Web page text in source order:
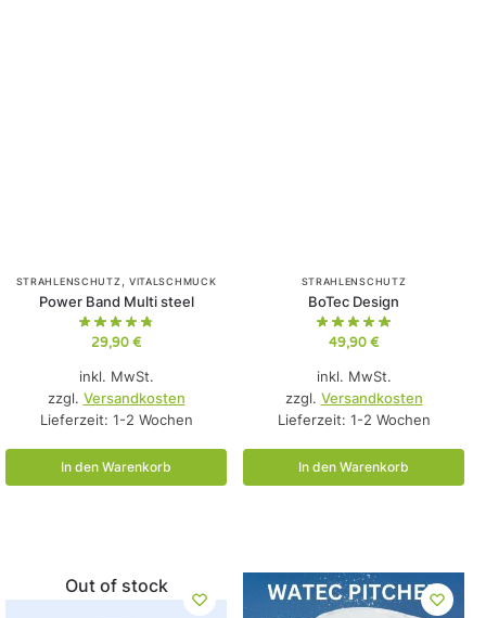
STRAHLENSCHUTZ , VITALSCHMUCK
Power Band Multi steel
29,90 €
inkl. MwSt.
zzgl. Versandkosten
Lieferzeit: 1-2 Wochen
In den Warenkorb
STRAHLENSCHUTZ
BoTec Design
49,90 €
inkl. MwSt.
zzgl. Versandkosten
Lieferzeit: 1-2 Wochen
In den Warenkorb
Out of stock